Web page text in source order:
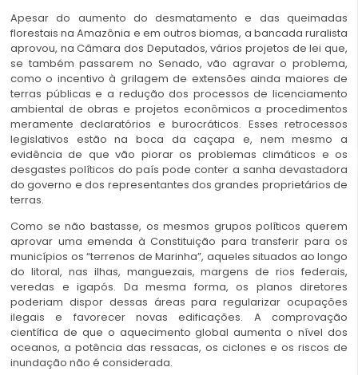
Apesar do aumento do desmatamento e das queimadas
florestais na Amazônia e em outros biomas, a bancada ruralista
aprovou, na Câmara dos Deputados, vários projetos de lei que,
se também passarem no Senado, vão agravar o problema,
como o incentivo à grilagem de extensões ainda maiores de
terras públicas e a redução dos processos de licenciamento
ambiental de obras e projetos econômicos a procedimentos
meramente declaratórios e burocráticos. Esses retrocessos
legislativos estão na boca da caçapa e, nem mesmo a
evidência de que vão piorar os problemas climáticos e os
desgastes políticos do país pode conter a sanha devastadora
do governo e dos representantes dos grandes proprietários de
terras.
Como se não bastasse, os mesmos grupos políticos querem
aprovar uma emenda à Constituição para transferir para os
municípios os “terrenos de Marinha”, aqueles situados ao longo
do litoral, nas ilhas, manguezais, margens de rios federais,
veredas e igapós. Da mesma forma, os planos diretores
poderiam dispor dessas áreas para regularizar ocupações
ilegais e favorecer novas edificações. A comprovação
científica de que o aquecimento global aumenta o nível dos
oceanos, a potência das ressacas, os ciclones e os riscos de
inundação não é considerada.